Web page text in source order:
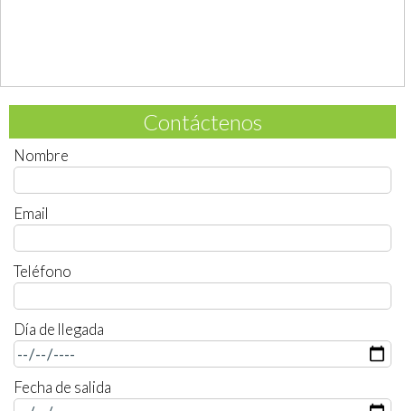
Contáctenos
Nombre
Email
Teléfono
Día de llegada
Fecha de salida